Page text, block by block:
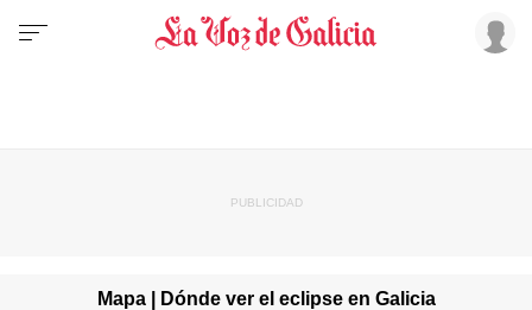
Mapa | Dónde ver el eclipse en Galicia